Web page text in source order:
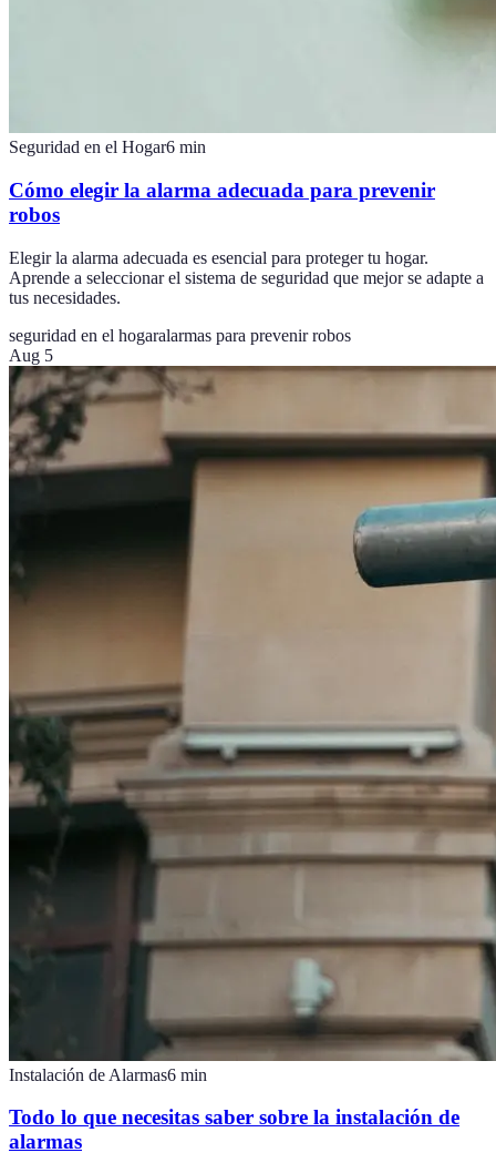
Seguridad en el Hogar6 min
Cómo elegir la alarma adecuada para prevenir
robos
Elegir la alarma adecuada es esencial para proteger tu hogar.
Aprende a seleccionar el sistema de seguridad que mejor se adapte a
tus necesidades.
seguridad en el hogaralarmas para prevenir robos
Aug 5
Instalación de Alarmas6 min
Todo lo que necesitas saber sobre la instalación de
alarmas